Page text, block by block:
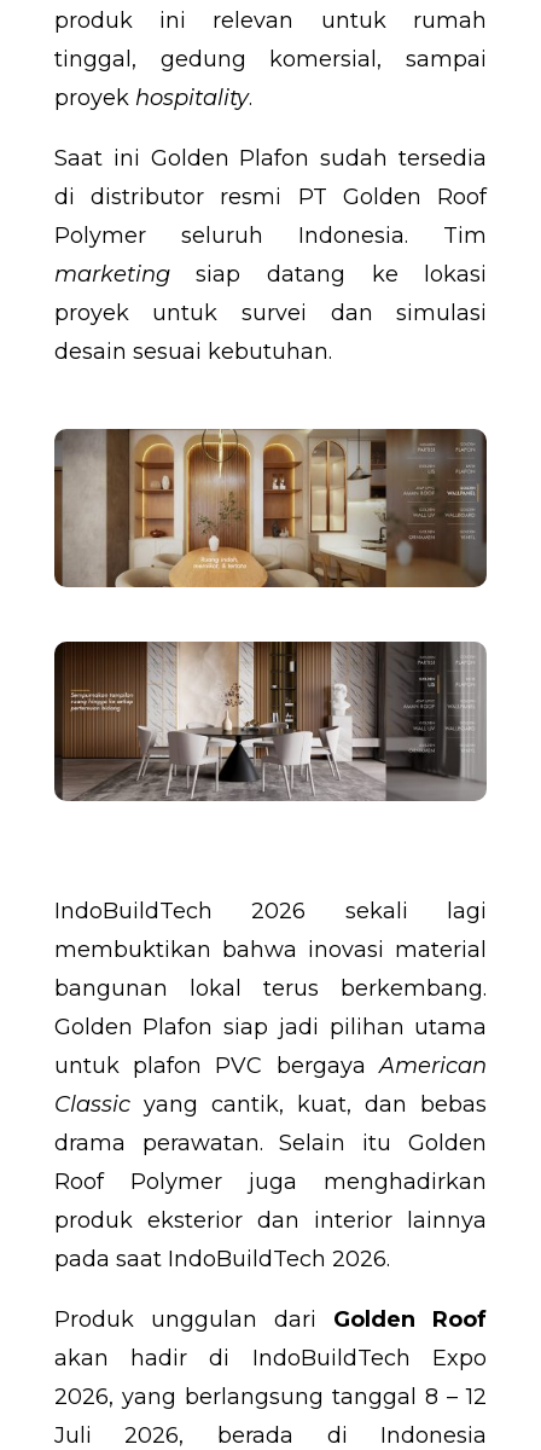
produk ini relevan untuk rumah
tinggal, gedung komersial, sampai
proyek hospitality.
Saat ini Golden Plafon sudah tersedia
di distributor resmi PT Golden Roof
Polymer seluruh Indonesia. Tim
marketingsiap datang ke lokasi
proyek untuk survei dan simulasi
desain sesuai kebutuhan.
IndoBuildTech 2026 sekali lagi
membuktikan bahwa inovasi material
bangunan lokal terus berkembang.
Golden Plafon siap jadi pilihan utama
untuk plafon PVC bergayaAmerican
Classic yang cantik, kuat, dan bebas
drama perawatan. Selain itu Golden
Roof Polymer juga menghadirkan
produk eksterior dan interior lainnya
pada saat IndoBuildTech 2026.
Produk unggulan dari Golden Roof
akan hadir di IndoBuildTech Expo
2026, yang berlangsung tanggal 8 – 12
Juli 2026, berada di Indonesia